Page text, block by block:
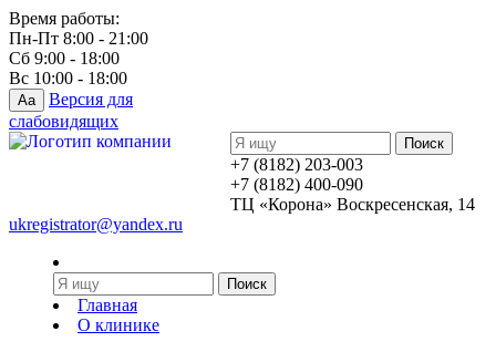
Время работы:
Пн-Пт 8:00 - 21:00
Сб 9:00 - 18:00
Вс 10:00 - 18:00
Aa
Версия для
слабовидящих
+7 (8182) 203-003
+7 (8182) 400-090
ТЦ «Корона» Воскресенская, 14
ukregistrator@yandex.ru
Главная
О клинике